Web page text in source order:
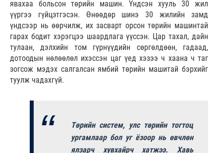
явахаа больсон төрийн машин. Үндсэн хууль 30 жил
үүргээ гүйцэтгэсэн. Өнөөдөр шинэ 30 жилийн замд
үндсээр нь өөрчилж, их засварт орсон төрийн машинтай
гарах бодит хэрэгцээ шаардлага үүссэн. Цар тахал, дайн
тулаан, дэлхийн том гүрнүүдийн сөргөлдөөн, гадаад,
дотоодын нөлөөлөл ихэссэн цаг үед хэзээ ч хаана ч таг
зогсож мэдэх салгалсан ямбий төрийн машитай бэрхийг
туулж чадахгүй.
Төрийн систем, улс төрийн тогтоц
ургамлаар бол уг ёзоор нь өвчлөн
ялзарч хувхайрч хатжээ. Хавь